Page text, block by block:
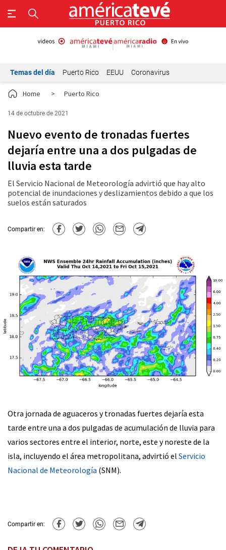
Temas del día Puerto Rico EEUU Coronavirus
Home > Puerto Rico
14 de octubre de 2021
Nuevo evento de tronadas fuertes
dejaría entre una a dos pulgadas de
lluvia esta tarde
El Servicio Nacional de Meteorología advirtió que hay alto
potencial de inundaciones y deslizamientos debido a que los
suelos están saturados
Compartir en:
Otra jornada de aguaceros y tronadas fuertes dejaría esta
tarde entre una a dos pulgadas de acumulación de lluvia para
varios sectores entre el interior, norte, este y noreste de la
isla, incluyendo el área metropolitana, advirtió el Servicio
Nacional de Meteorología (SNM).
Compartir en: